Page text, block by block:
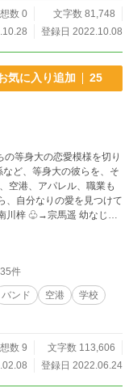
数 0
文字数 81,748
登録日 2022.10.08
気に入り追加 25
ど、等身大の彼らを、そ
空港、アパレル、職業も
、自分なりの愛を見つけて
ています。 長くな
った話だけ読んでいただ
きたいなと思っていま
数/イケメン/美少年/複数
/同僚/童顔/同棲/バンド/制
件
バンド 空港
学校
数 9
文字数 113,606
登録日 2022.06.24